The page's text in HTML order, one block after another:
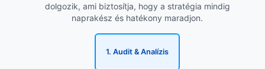
dolgozik, ami biztosítja, hogy a stratégia mindig
naprakész és hatékony maradjon.
1. Audit & Analízis